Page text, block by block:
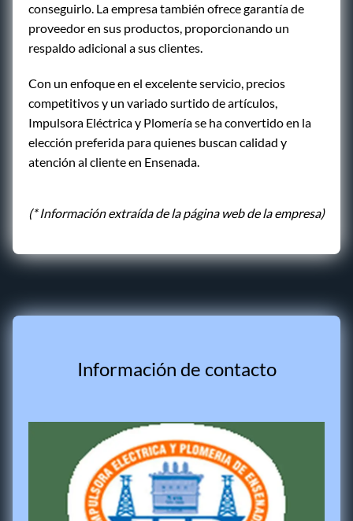
conseguirlo. La empresa también ofrece garantía de
proveedor en sus productos, proporcionando un
respaldo adicional a sus clientes.
Con un enfoque en el excelente servicio, precios
competitivos y un variado surtido de artículos,
Impulsora Eléctrica y Plomería se ha convertido en la
elección preferida para quienes buscan calidad y
atención al cliente en Ensenada.
(* Información extraída de la página web de la empresa)
Información de contacto